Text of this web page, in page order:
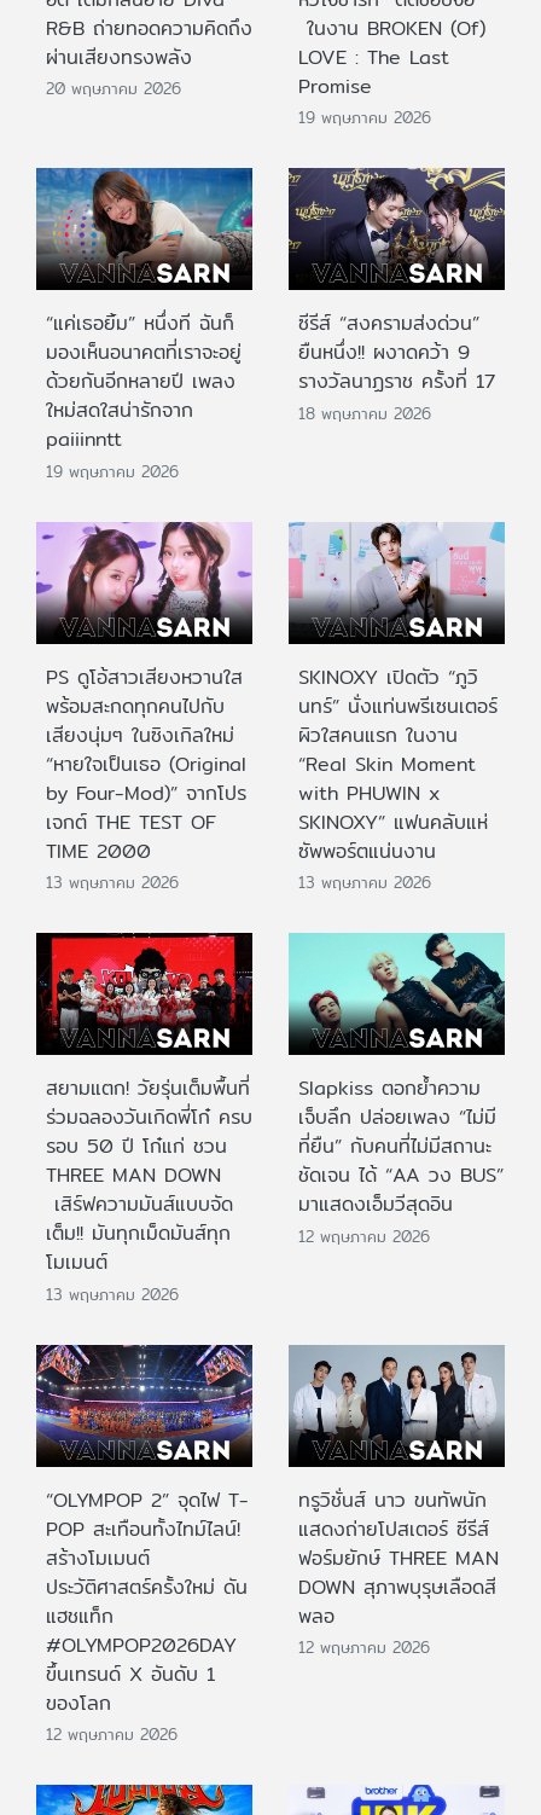
R&B ถ่ายทอดความคิดถึง
ผ่านเสียงทรงพลัง
20 พฤษภาคม 2026
ในงาน BROKEN (Of)
LOVE : The Last
Promise
19 พฤษภาคม 2026
“แค่เธอยิ้ม” หนึ่งที ฉันก็
มองเห็นอนาคตที่เราจะอยู่
ด้วยกันอีกหลายปี เพลง
ใหม่สดใสน่ารักจาก
paiiinntt
19 พฤษภาคม 2026
ซีรีส์ “สงครามส่งด่วน”
ยืนหนึ่ง!! ผงาดคว้า 9
รางวัลนาฏราช ครั้งที่ 17
18 พฤษภาคม 2026
PS ดูโอ้สาวเสียงหวานใส
พร้อมสะกดทุกคนไปกับ
เสียงนุ่มๆ ในซิงเกิลใหม่
“หายใจเป็นเธอ (Original
by Four-Mod)” จากโปร
เจกต์ THE TEST OF
TIME 2000
13 พฤษภาคม 2026
SKINOXY เปิดตัว “ภูวิ
นทร์” นั่งแท่นพรีเซนเตอร์
ผิวใสคนแรก ในงาน
“Real Skin Moment
with PHUWIN x
SKINOXY” แฟนคลับแห่
ซัพพอร์ตแน่นงาน
13 พฤษภาคม 2026
สยามแตก! วัยรุ่นเต็มพื้นที่
ร่วมฉลองวันเกิดพี่โก๋ ครบ
รอบ 50 ปี โก๋แก่ ชวน
THREE MAN DOWN
เสิร์ฟความมันส์แบบจัด
เต็ม!! มันทุกเม็ดมันส์ทุก
โมเมนต์
13 พฤษภาคม 2026
Slapkiss ตอกย้ำความ
เจ็บลึก ปล่อยเพลง “ไม่มี
ที่ยืน” กับคนที่ไม่มีสถานะ
ชัดเจน ได้ “AA วง BUS”
มาแสดงเอ็มวีสุดอิน
12 พฤษภาคม 2026
“OLYMPOP 2” จุดไฟ T-
POP สะเทือนทั้งไทม์ไลน์!
สร้างโมเมนต์
ประวัติศาสตร์ครั้งใหม่ ดัน
แฮชแท็ก
#OLYMPOP2026DAY
ขึ้นเทรนด์ X อันดับ 1
ของโลก
12 พฤษภาคม 2026
ทรูวิชั่นส์ นาว ขนทัพนัก
แสดงถ่ายโปสเตอร์ ซีรีส์
ฟอร์มยักษ์ THREE MAN
DOWN สุภาพบุรุษเลือดสี
พลอ
12 พฤษภาคม 2026